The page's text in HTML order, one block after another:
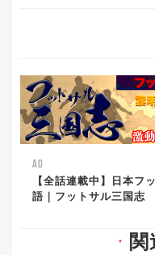
AD
【全話連載中】日本フ
語｜フットサル三国志
▼ 関